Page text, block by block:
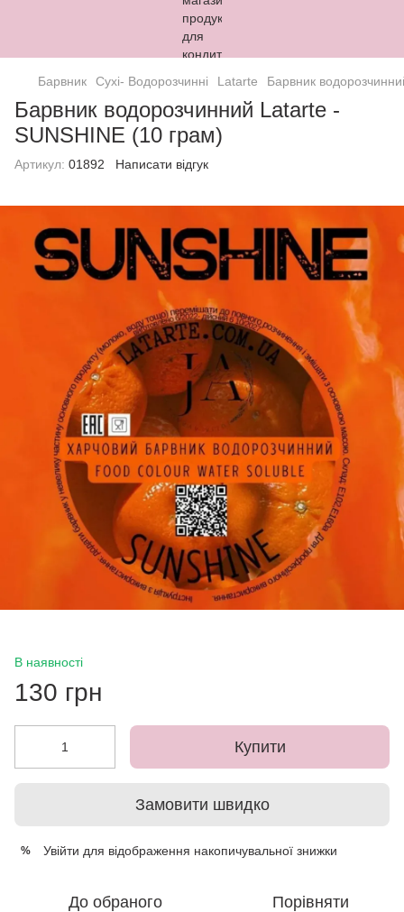
Барвник Сухі- Водорозчинні Latarte Барвник
Барвник водорозчинний Latarte -
SUNSHINE (10 грам)
Артикул: 01892 Написати відгук
В наявності
130 грн
Купити
Замовити швидко
% Увійти для відображення накопичувальної знижки
До обраного Порівняти